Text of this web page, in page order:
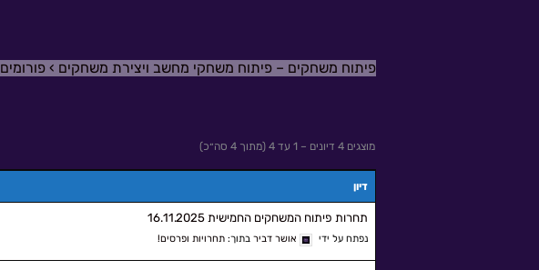
פיתוח משחקים – פיתוח משחקי מחשב ויצירת משחקים › פורומים
מוצגים 4 דיונים – 1 עד 4 (מתוך 4 סה״כ)
דיון
תחרות פיתוח המשחקים החמישית 16.11.2025
נפתח על ידי אושר דביר בתוך: תחרויות ופרסים!